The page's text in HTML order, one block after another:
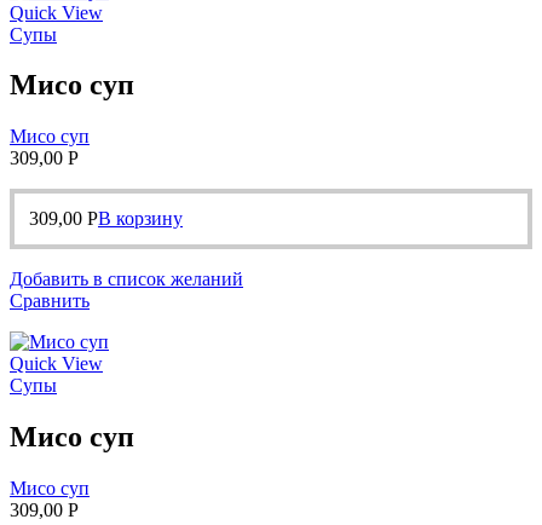
Quick View
Супы
Мисо суп
Мисо суп
309,00 Р
309,00 РВ корзину
Добавить в список желаний
Сравнить
Quick View
Супы
Мисо суп
Мисо суп
309,00 Р